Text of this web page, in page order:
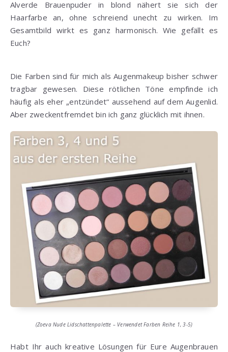
Alverde Brauenpuder in blond nähert sie sich der
Haarfarbe an, ohne schreiend unecht zu wirken. Im
Gesamtbild wirkt es ganz harmonisch. Wie gefällt es
Euch?
Die Farben sind für mich als Augenmakeup bisher schwer
tragbar gewesen. Diese rötlichen Töne empfinde ich
häufig als eher „entzündet“ aussehend auf dem Augenlid.
Aber zweckentfremdet bin ich ganz glücklich mit ihnen.
(Zoeva Nude Lidschattenpalette – Verwendet Farben Reihe 1, 3-5)
Habt Ihr auch kreative Lösungen für Eure Augenbrauen